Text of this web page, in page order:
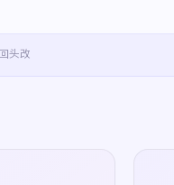
头改